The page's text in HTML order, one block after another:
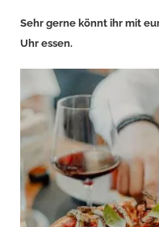
Sehr gerne könnt ihr mit
Uhr essen.